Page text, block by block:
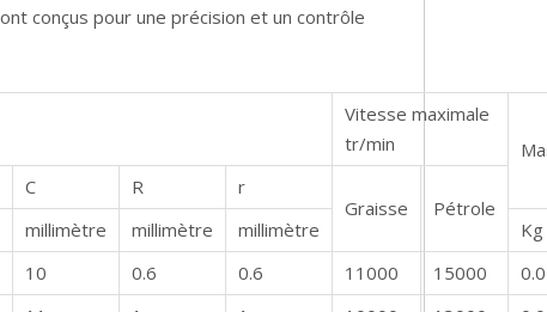
conçus pour une précision et un contrôle
Vitesse maximale
tr/min
C R
r
Graisse
Pétrole
millimètre millimètre millimètre
Kg
10 0.6 0.6 11000 15000